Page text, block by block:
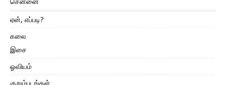
ஏன், எப்படி?
கலை
இசை
ஓவியம்
குறும்படங்கள்